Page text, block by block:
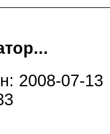
2008-07-13